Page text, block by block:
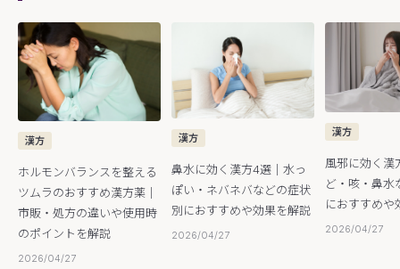
漢方
ホルモンバランスを整える
ツムラのおすすめ漢方薬｜
市販・処方の違いや使用時
のポイントを解説
2026/04/27
漢方
鼻水に効く漢方4選｜水っ
ぽい・ネバネバなどの症状
別におすすめや効果を解説
2026/04/27
漢方
風邪に効く漢
ど・咳・鼻水
におすすめや
2026/04/27